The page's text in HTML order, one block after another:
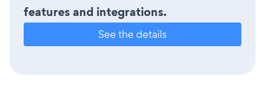
features and integrations.
See the details